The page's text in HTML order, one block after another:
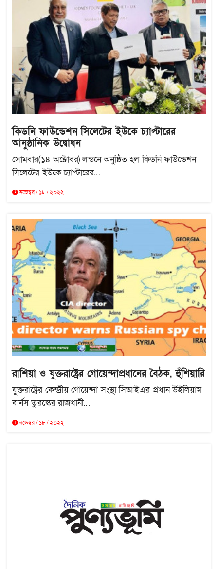
কিডনি ফাউন্ডেশন সিলেটের ইউকে চ্যাপ্টারের
আনুষ্ঠানিক উদ্বোধন
সোমবার(১৪ অক্টোবর) লন্ডনে অনুষ্ঠিত হল কিডনি ফাউন্ডেশন
সিলেটের ইউকে চ্যাপ্টারের...
নভেম্বর / ১৮ / ২০২২
রাশিয়া ও যুক্তরাষ্ট্রের গোয়েন্দাপ্রধানের বৈঠক, হুঁশিয়ারি
যুক্তরাষ্ট্রের কেন্দ্রীয় গোয়েন্দা সংস্থা সিআইএর প্রধান উইলিয়াম
বার্নস তুরস্কের রাজধানী...
নভেম্বর / ১৮ / ২০২২